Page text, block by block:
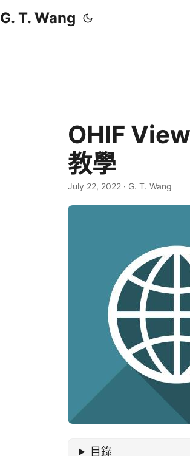
G. T. Wang
OHIF
教學
July 22, 2022 · G. T. Wang
目錄